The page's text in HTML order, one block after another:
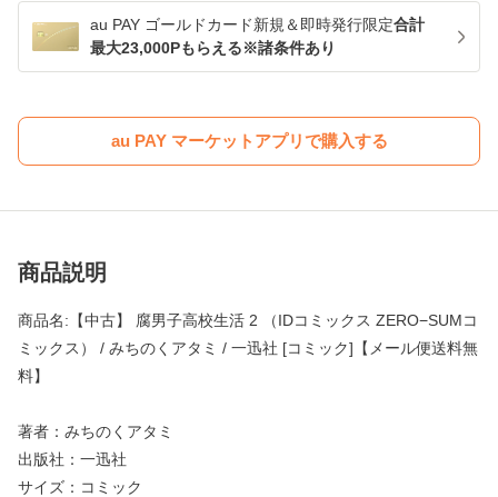
au PAY ゴールドカード新規＆即時発行限定合計
最大23,000Pもらえる※諸条件あり
au PAY マーケットアプリで購入する
商品説明
商品名:【中古】 腐男子高校生活 2 （IDコミックス ZERO−SUMコ
ミックス） / みちのくアタミ / 一迅社 [コミック]【メール便送料無
料】
著者：みちのくアタミ
出版社：一迅社
サイズ：コミック